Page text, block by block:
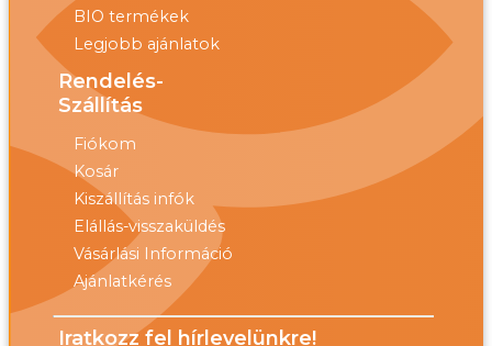
BIO termékek
Legjobb ajánlatok
Rendelés-
Szállítás
Fiókom
Kosár
Kiszállítás infók
Elállás-visszaküldés
Vásárlási Információ
Ajánlatkérés
Iratkozz fel hírlevelünkre!